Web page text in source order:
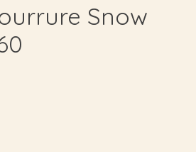
Snow
à